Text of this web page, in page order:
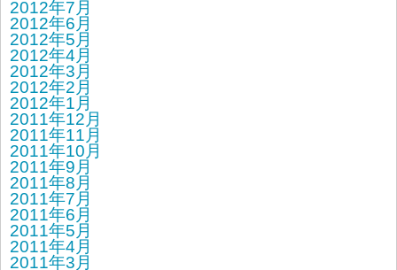
2012年7月
2012年6月
2012年5月
2012年4月
2012年3月
2012年2月
2012年1月
2011年12月
2011年11月
2011年10月
2011年9月
2011年8月
2011年7月
2011年6月
2011年5月
2011年4月
2011年3月